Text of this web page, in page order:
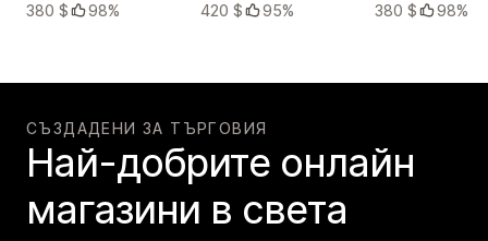
380 $
98%
420 $
95%
380 $
98%
СЪЗДАДЕНИ ЗА ТЪРГОВИЯ
Най-добрите онлайн
магазини в света